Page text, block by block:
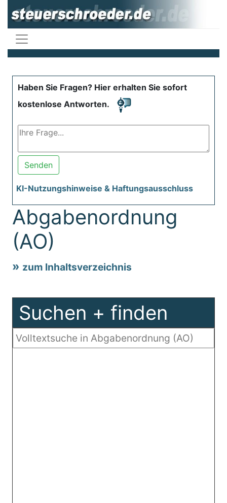
Haben Sie Fragen? Hier erhalten Sie sofort
kostenlose Antworten.
Senden
KI-Nutzungshinweise & Haftungsausschluss
Abgabenordnung
(AO)
zum Inhaltsverzeichnis
Suchen + finden